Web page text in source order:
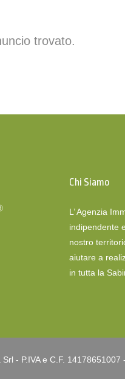
trovato.
Chi Siamo
L’ Agenzia
indipendente
nostro
aiutare a
in tutta la
- P.IVA e C.F. 14178651007 -